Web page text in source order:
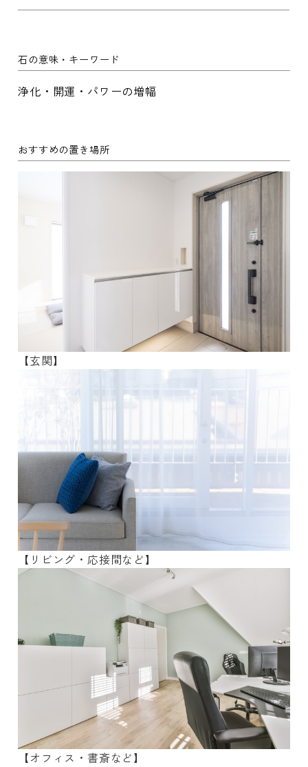
石の意味・キーワード
浄化・開運・パワーの増幅
おすすめの置き場所
【玄関】
【リビング・応接間など】
【オフィス・書斎など】